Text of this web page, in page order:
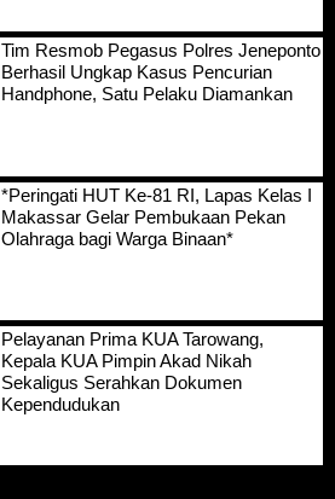
Tim Resmob Pegasus Polres Jeneponto
Berhasil Ungkap Kasus Pencurian
Handphone, Satu Pelaku Diamankan
*Peringati HUT Ke-81 RI, Lapas Kelas I
Makassar Gelar Pembukaan Pekan
Olahraga bagi Warga Binaan*
Pelayanan Prima KUA Tarowang,
Kepala KUA Pimpin Akad Nikah
Sekaligus Serahkan Dokumen
Kependudukan